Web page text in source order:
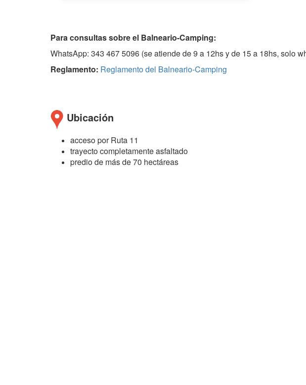
Para consultas sobre el Balneario-Camping:
WhatsApp: 343 467 5096 (se atiende de 9 a 12hs y de 15 a 18hs, solo
Reglamento: Reglamento del Balneario-Camping
Ubicación
acceso por Ruta 11
trayecto completamente asfaltado
predio de más de 70 hectáreas